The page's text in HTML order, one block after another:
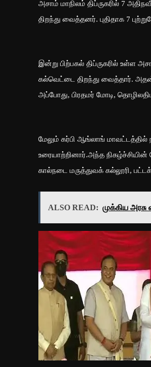
அசாம் மாநிலம் திப்ருகரில் 7
திறந்து வைத்தனர். புதிதாக 7
இன்று பிற்பகல் திப்ருகரில் உள்ள
கல்வெட்டை திறந்து வைத்தார்.
அப்போது, பிரதமர் மோடி,
மேலும் கர்பி ஆங்லாங் மாவட்டத்தில்
உரையாற்றினார்.அந்த நிகழ்ச்சியின்
கால்நடை மருத்துவக் கல்லூரி,
ALSO READ: முக்கிய